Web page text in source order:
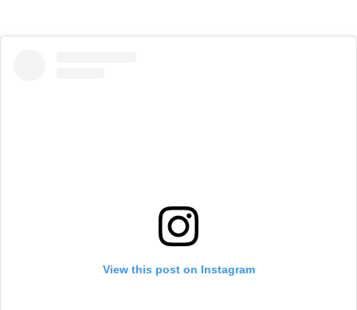
View this post on Instagram